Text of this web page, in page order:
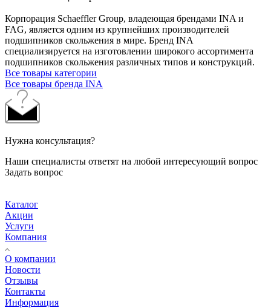
Корпорация Schaeffler Group, владеющая брендами INA и
FAG, является одним из крупнейших производителей
подшипников скольжения в мире. Бренд INA
специализируется на изготовлении широкого ассортимента
подшипников скольжения различных типов и конструкций.
Все товары категории
Все товары бренда INA
Нужна консультация?
Наши специалисты ответят на любой интересующий вопрос
Задать вопрос
Каталог
Акции
Услуги
Компания
О компании
Новости
Отзывы
Контакты
Информация